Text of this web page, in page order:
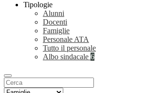
Tipologie
Alunni
Docenti
Famiglie
Personale ATA
Tutto il personale
Albo sindacale 6